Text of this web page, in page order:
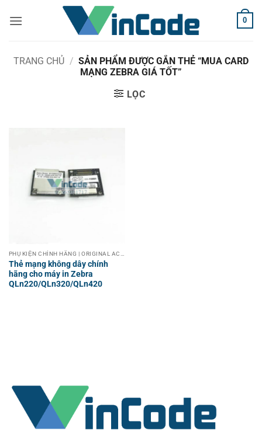
qua
0
TRANG CHỦ / SẢN PHẨM ĐƯỢC GẮN THẺ “MUA CARD
MẠNG ZEBRA GIÁ TỐT”
LỌC
Thẻ mạng không dây chính
hãng cho máy in Zebra
QLn220/QLn320/QLn420